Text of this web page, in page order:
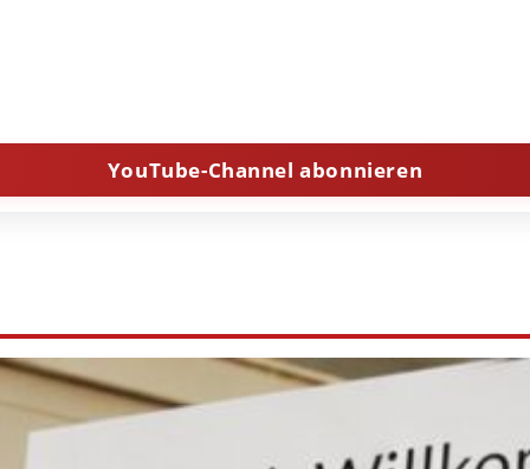
YouTube-Channel abonnieren